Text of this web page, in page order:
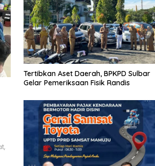
Tertibkan Aset Daerah, BPKPD Sulbar
Gelar Pemeriksaan Fisik Randis